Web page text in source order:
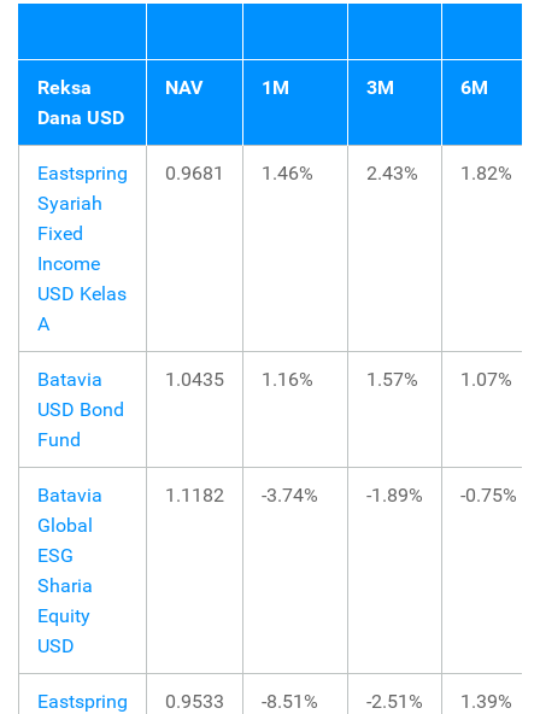
Reksa
Dana USD
NAV 1M 3M 6M
Eastspring
Syariah
Fixed
Income
USD Kelas
A
0.9681 1.46% 2.43% 1.82%
Batavia
USD Bond
Fund
1.0435 1.16% 1.57% 1.07%
Batavia
Global
ESG
Sharia
Equity
USD
1.1182 -3.74% -1.89% -0.75%
Eastspring
0.9533 -8.51% -2.51% 1.39%